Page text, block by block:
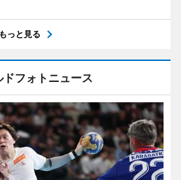
もっと見る
ドフォトニュース